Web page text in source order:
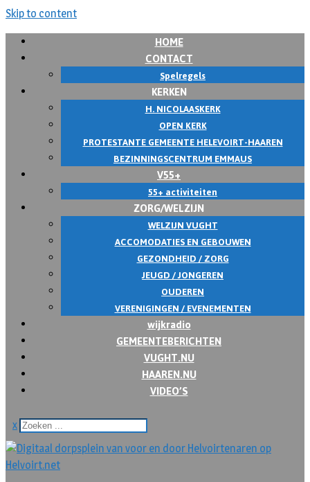
Skip to content
HOME
CONTACT
Spelregels
KERKEN
H. NICOLAASKERK
OPEN KERK
PROTESTANTE GEMEENTE HELEVOIRT-HAAREN
BEZINNINGSCENTRUM EMMAUS
V55+
55+ activiteiten
ZORG/WELZIJN
WELZIJN VUGHT
ACCOMODATIES EN GEBOUWEN
GEZONDHEID / ZORG
JEUGD / JONGEREN
OUDEREN
VERENIGINGEN / EVENEMENTEN
wijkradio
GEMEENTEBERICHTEN
VUGHT.NU
HAAREN.NU
VIDEO’S
x